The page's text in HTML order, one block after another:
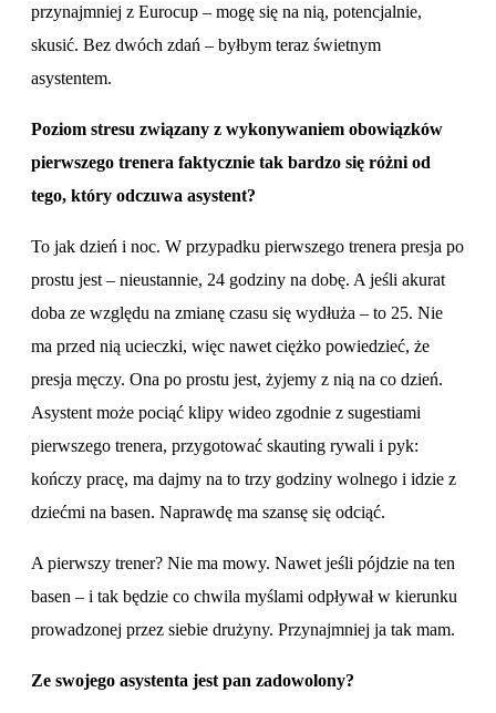
przynajmniej z Eurocup – mogę się na nią, potencjalnie,
skusić. Bez dwóch zdań – byłbym teraz świetnym
asystentem.
Poziom stresu związany z wykonywaniem obowiązków
pierwszego trenera faktycznie tak bardzo się różni od
tego, który odczuwa asystent?
To jak dzień i noc. W przypadku pierwszego trenera presja po
prostu jest – nieustannie, 24 godziny na dobę. A jeśli akurat
doba ze względu na zmianę czasu się wydłuża – to 25. Nie
ma przed nią ucieczki, więc nawet ciężko powiedzieć, że
presja męczy. Ona po prostu jest, żyjemy z nią na co dzień.
Asystent może pociąć klipy wideo zgodnie z sugestiami
pierwszego trenera, przygotować skauting rywali i pyk:
kończy pracę, ma dajmy na to trzy godziny wolnego i idzie z
dziećmi na basen. Naprawdę ma szansę się odciąć.
A pierwszy trener? Nie ma mowy. Nawet jeśli pójdzie na ten
basen – i tak będzie co chwila myślami odpływał w kierunku
prowadzonej przez siebie drużyny. Przynajmniej ja tak mam.
Ze swojego asystenta jest pan zadowolony?